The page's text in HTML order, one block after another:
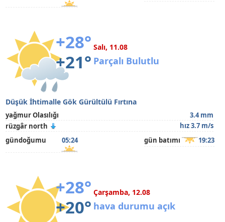
+28°
+21°
Salı, 11.08
Parçalı Bulutlu
Düşük İhtimalle Gök Gürültülü Fırtına
yağmur Olasılığı
3.4 mm
rüzgâr north
hız 3.7 m/s
gündoğumu
05:24 gün batımı 19:23
+28°
+20°
Çarşamba, 12.08
hava durumu açık